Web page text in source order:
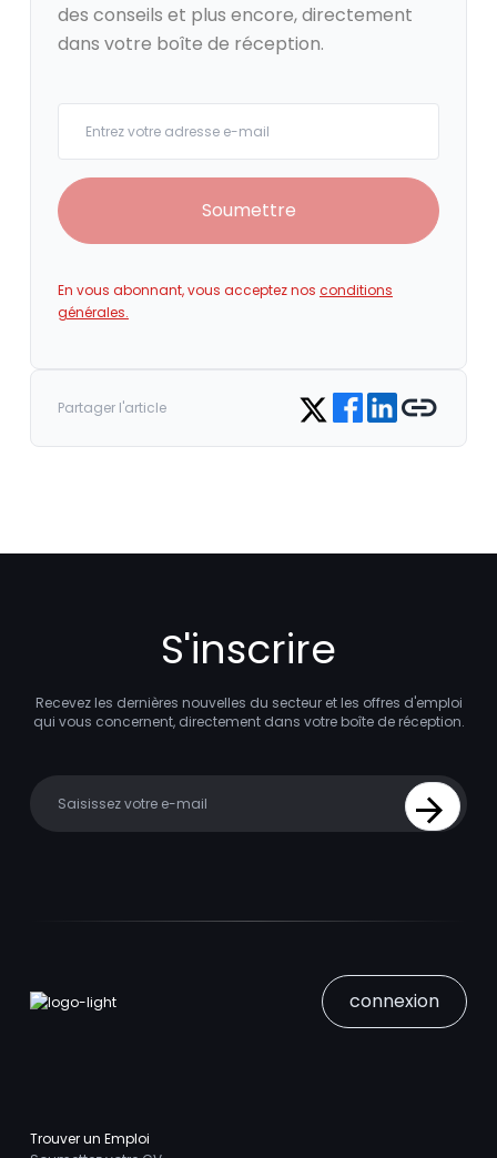
des conseils et plus encore, directement
dans votre boîte de réception.
Soumettre
En vous abonnant, vous acceptez nos conditions
générales.
Partager l'article Share on Twitter
Share on Facebook
Share on LinkedIn
Copy link
S'inscrire
Recevez les dernières nouvelles du secteur et les offres d'emploi
qui vous concernent, directement dans votre boîte de réception.
Sign Up
connexion
Trouver un Emploi